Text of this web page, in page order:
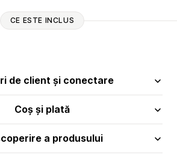
CE ESTE INCLUS
de client și conectare
Coș și plată
a produsului